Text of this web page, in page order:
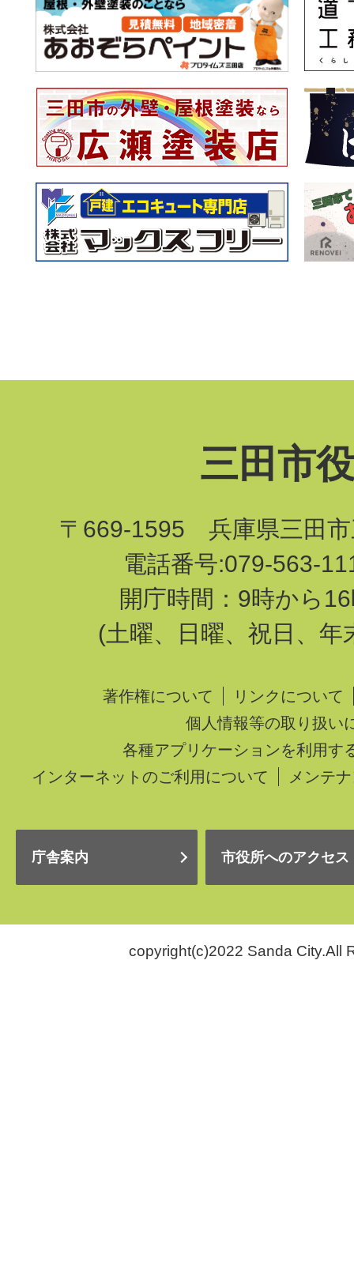
三田市
〒669-1595 兵庫県三田市
電話番号:079-563-
開庁時間：9時から
(土曜、日曜、祝日、年
著作権について
リンクについて
個人情報等の取り扱い
各種アプリケーションを利用す
インターネットのご利用について
メンテ
庁舎案内 市役所へのアクセス
copyright(c)2022 Sanda City.All